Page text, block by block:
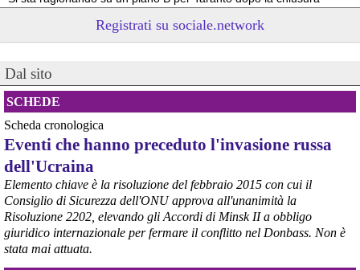
cronachetarantine.it/index.php
il Governo ha manifestato l’intenzione di predisporre un
provvedimento straordinario per attenuare le conseguenze
economiche e sociali della prevista fermata dell’area a caldo e ha
chiesto alle rappresentanze del territorio di formulare proposte
concrete per definirne i contenuti. Casartigiani valuta positivamente
questa disponibilità.
#ILVA #Taranto
Registrati su sociale.network
Dal sito
SCHEDE
Scheda cronologica
Eventi che hanno preceduto l'invasione russa
dell'Ucraina
Elemento chiave è la risoluzione del febbraio 2015 con cui il
Consiglio di Sicurezza dell'ONU approva all'unanimità la
Risoluzione 2202, elevando gli Accordi di Minsk II a obbligo
giuridico internazionale per fermare il conflitto nel Donbass. Non è
stata mai attuata.